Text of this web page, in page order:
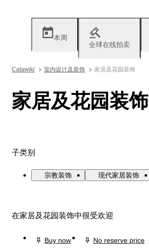
本周
全球在线拍卖
Catawiki 室内设计及装饰 家居及花园装饰
家居及花园装饰
子类别
宗教装饰 现代家居装饰
在家居及花园装饰中很受欢迎
Buy now
No reserve price